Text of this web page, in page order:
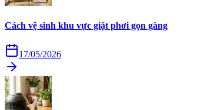
Cách vệ sinh khu vực giặt phơi gọn gàng
17/05/2026